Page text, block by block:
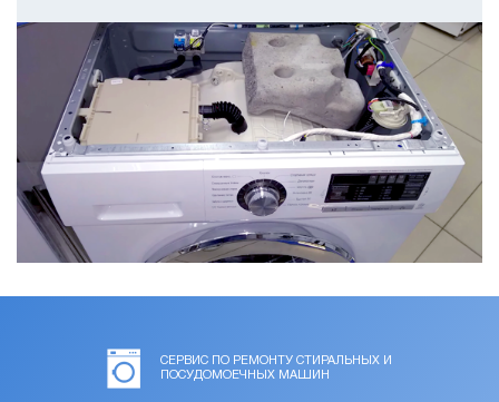
СЕРВИС ПО РЕМОНТУ СТИРАЛЬНЫХ И
ПОСУДОМОЕЧНЫХ МАШИН